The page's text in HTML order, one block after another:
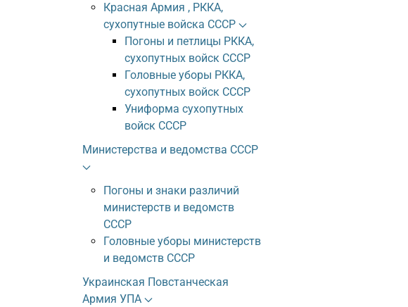
Красная Армия , РККА,
сухопутные войска СССР
Погоны и петлицы РККА,
сухопутных войск СССР
Головные уборы РККА,
сухопутных войск СССР
Униформа сухопутных
войск СССР
Министерства и ведомства СССР
Погоны и знаки различий
министерств и ведомств
СССР
Головные уборы министерств
и ведомств СССР
Украинская Повстанческая
Армия УПА